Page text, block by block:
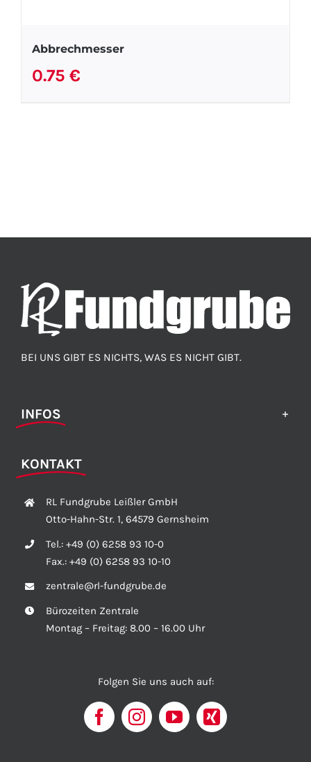
Abbrechmesser
0.75 €
BEI UNS GIBT ES NICHTS, WAS ES NICHT GIBT.
Folgen Sie uns auch auf:
INFOS
KONTAKT
RL Fundgrube Leißler GmbH
Otto-Hahn-Str. 1, 64579 Gernsheim
Tel.: +49 (0) 6258 93 10-0
Fax.: +49 (0) 6258 93 10-10
zentrale@rl-fundgrube.de
Bürozeiten Zentrale
Montag – Freitag: 8.00 – 16.00 Uhr